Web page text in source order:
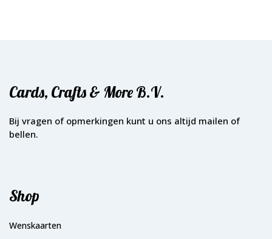
Cards, Crafts & More B.V.
Bij vragen of opmerkingen kunt u ons altijd mailen of
bellen.
Shop
Wenskaarten